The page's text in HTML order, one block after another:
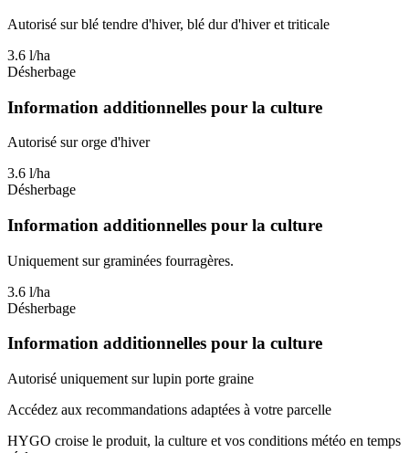
Autorisé sur blé tendre d'hiver, blé dur d'hiver et triticale
3.6 l/ha
Désherbage
Information additionnelles pour la culture
Autorisé sur orge d'hiver
3.6 l/ha
Désherbage
Information additionnelles pour la culture
Uniquement sur graminées fourragères.
3.6 l/ha
Désherbage
Information additionnelles pour la culture
Autorisé uniquement sur lupin porte graine
Accédez aux recommandations adaptées à votre parcelle
HYGO croise le produit, la culture et vos conditions météo en temps